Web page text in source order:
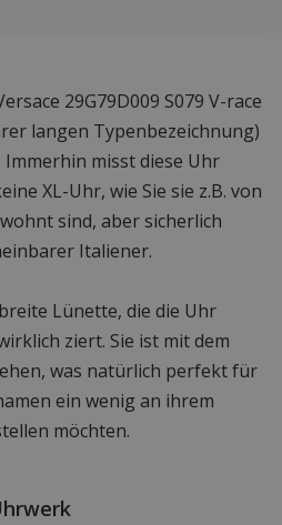
29G79D009 S079 V-race
langen Typenbezeichnung)
misst diese Uhr
XL-Uhr, wie Sie sie z.B. von
sind, aber sicherlich
Italiener.
Lünette, die die Uhr
ziert. Sie ist mit dem
was natürlich perfekt für
ein wenig an ihrem
möchten.